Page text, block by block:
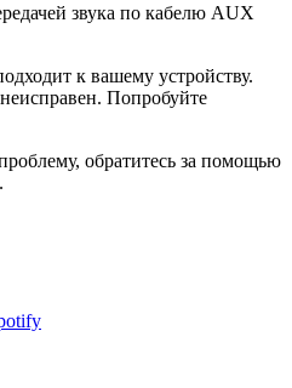
звука по кабелю AUX
к вашему устройству.
Попробуйте
обратитесь за помощью